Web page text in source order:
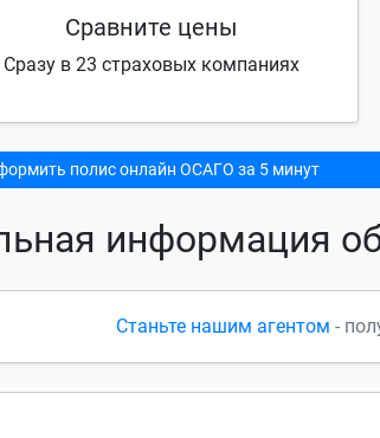
Сравните цены
Сразу в 23 страховых компаниях
полис онлайн ОСАГО за 5 минут
информация об
Станьте нашим агентом -